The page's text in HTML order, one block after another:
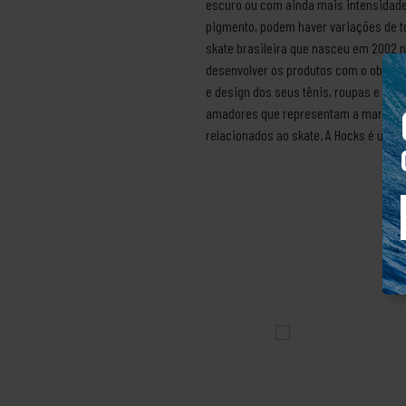
escuro ou com ainda mais
pigmento, podem haver variações de
skate brasileira que nasceu em 2002
desenvolver os produtos com o
e design dos seus tênis, roupas e
amadores que representam a marca
relacionados ao skate. A Hocks é